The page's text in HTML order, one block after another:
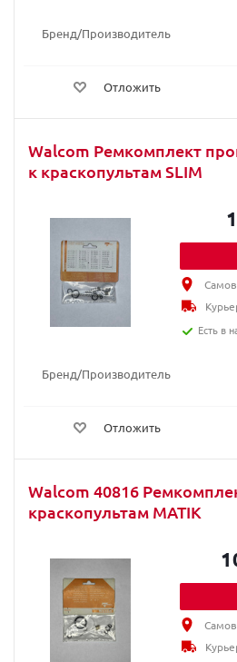
Бренд/Производитель
Отложить
Walcom Ремкомплект
к краскопультам SLIM
Бренд/Производитель
Отложить
Есть в
Walcom 40816
краскопультам MATIK